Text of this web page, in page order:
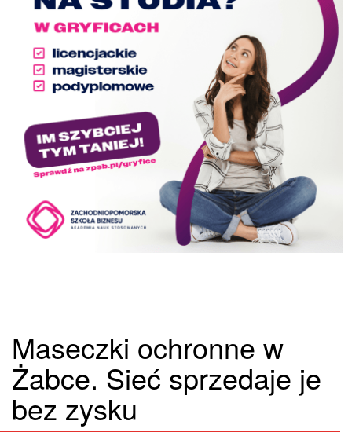
Maseczki ochronne w
Żabce. Sieć sprzedaje je
bez zysku